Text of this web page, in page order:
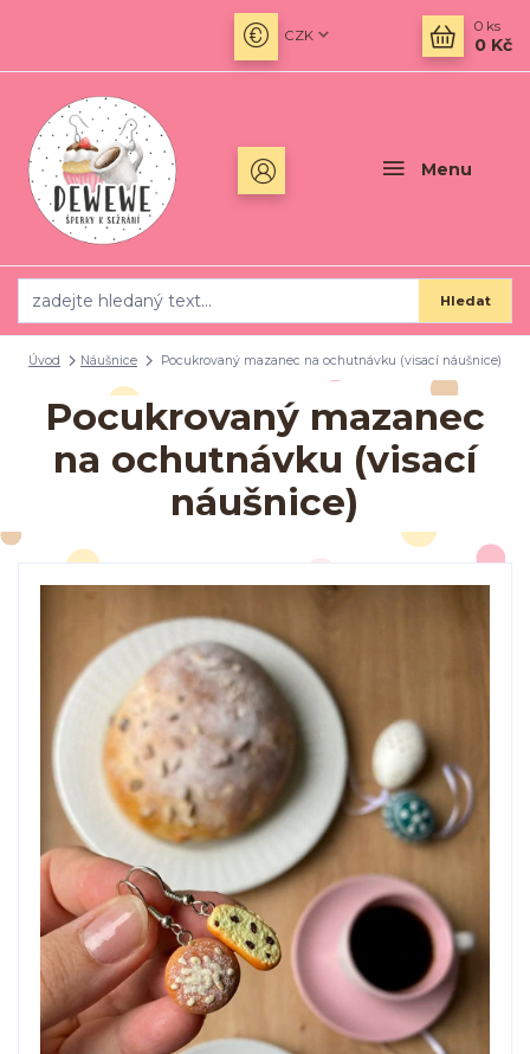
Menu
CZK
Hledat
0 ks
0 Kč
Úvod Náušnice Pocukrovaný mazanec na ochutnávku (visací náušnice)
Pocukrovaný mazanec
na ochutnávku (visací
náušnice)